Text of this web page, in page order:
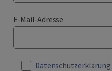
E-Mail-Adresse
Datenschutzerklärung